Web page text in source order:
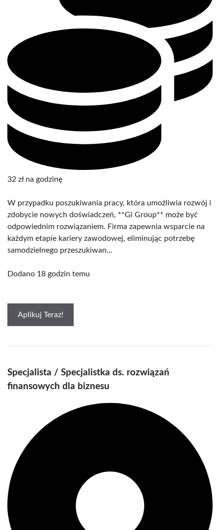
32 zł na godzinę
W przypadku poszukiwania pracy, która umożliwia rozwój i
zdobycie nowych doświadczeń, **Gi Group** może być
odpowiednim rozwiązaniem. Firma zapewnia wsparcie na
każdym etapie kariery zawodowej, eliminując potrzebę
samodzielnego przeszukiwan...
Dodano 18 godzin temu
Aplikuj Teraz!
Specjalista / Specjalistka ds. rozwiązań
finansowych dla biznesu